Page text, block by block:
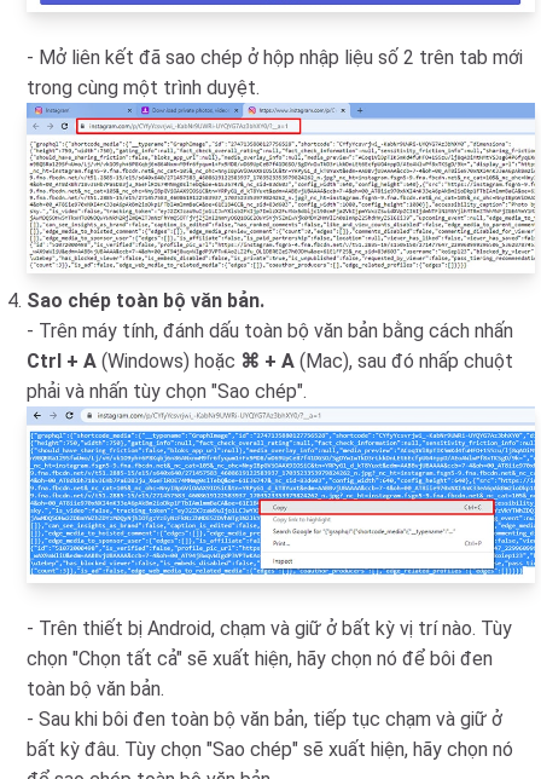
- Mở liên kết đã sao chép ở hộp nhập liệu số 2 trên tab mới
trong cùng một trình duyệt.
Sao chép toàn bộ văn bản.
- Trên máy tính, đánh dấu toàn bộ văn bản bằng cách nhấn
Ctrl + A (Windows) hoặc ⌘ + A (Mac), sau đó nhấp chuột
phải và nhấn tùy chọn "Sao chép".
- Trên thiết bị Android, chạm và giữ ở bất kỳ vị trí nào. Tùy
chọn "Chọn tất cả" sẽ xuất hiện, hãy chọn nó để bôi đen
toàn bộ văn bản.
- Sau khi bôi đen toàn bộ văn bản, tiếp tục chạm và giữ ở
bất kỳ đâu. Tùy chọn "Sao chép" sẽ xuất hiện, hãy chọn nó